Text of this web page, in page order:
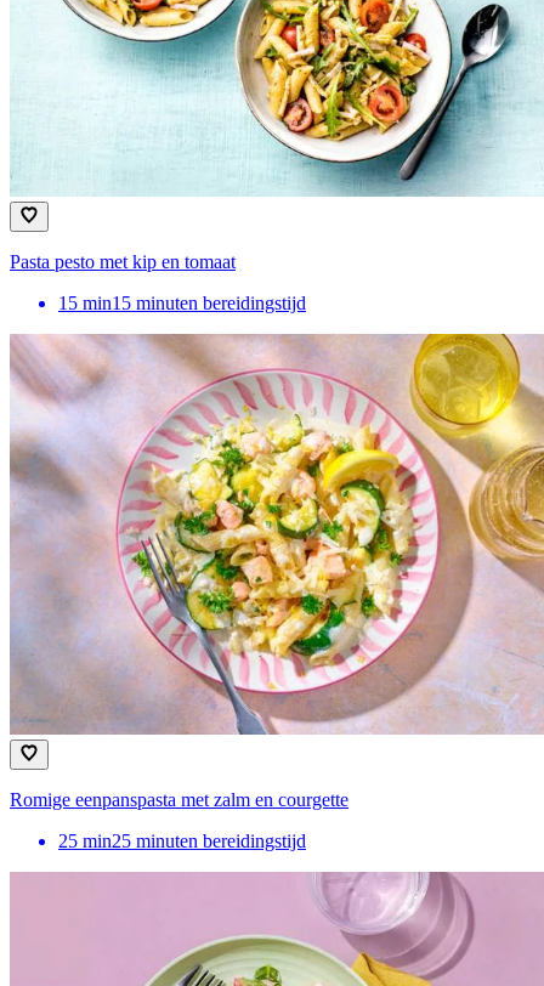
Pasta pesto met kip en tomaat
15 min15 minuten bereidingstijd
Romige eenpanspasta met zalm en courgette
25 min25 minuten bereidingstijd